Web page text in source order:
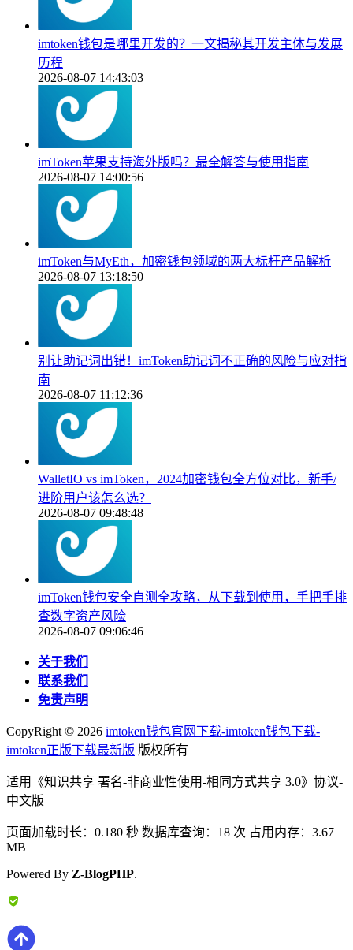
imtoken钱包是哪里开发的？一文揭秘其开发主体与发展
历程
2026-08-07 14:43:03
imToken苹果支持海外版吗？最全解答与使用指南
2026-08-07 14:00:56
imToken与MyEth，加密钱包领域的两大标杆产品解析
2026-08-07 13:18:50
别让助记词出错！imToken助记词不正确的风险与应对指
南
2026-08-07 11:12:36
WalletIO vs imToken，2024加密钱包全方位对比，新手/
进阶用户该怎么选？
2026-08-07 09:48:48
imToken钱包安全自测全攻略，从下载到使用，手把手排
查数字资产风险
2026-08-07 09:06:46
关于我们
联系我们
免责声明
CopyRight © 2026 imtoken钱包官网下载-imtoken钱包下载-
imtoken正版下载最新版 版权所有
适用《知识共享 署名-非商业性使用-相同方式共享 3.0》协议-
中文版
页面加载时长：0.180 秒 数据库查询：18 次 占用内存：3.67
MB
Powered By Z-BlogPHP.